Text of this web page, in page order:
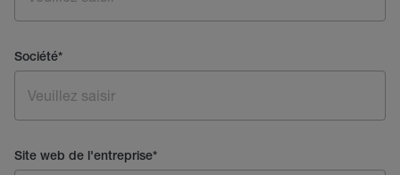
Société*
Site web de l'entreprise*